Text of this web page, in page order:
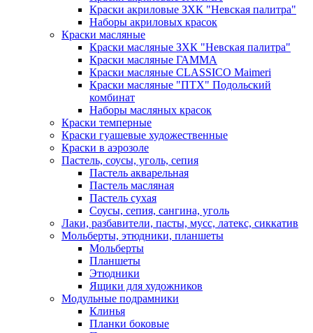
Краски акриловые ЗХК "Невская палитра"
Наборы акриловых красок
Краски масляные
Краски масляные ЗХК "Невская палитра"
Краски масляные ГАММА
Краски масляные CLASSICO Maimeri
Краски масляные "ПТХ" Подольский
комбинат
Наборы масляных красок
Краски темперные
Краски гуашевые художественные
Краски в аэрозоле
Пастель, соусы, уголь, сепия
Пастель акварельная
Пастель масляная
Пастель сухая
Соусы, сепия, сангина, уголь
Лаки, разбавители, пасты, мусс, латекс, сиккатив
Мольберты, этюдники, планшеты
Мольберты
Планшеты
Этюдники
Ящики для художников
Модульные подрамники
Клинья
Планки боковые